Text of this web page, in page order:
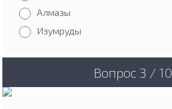
Алмазы
Изумруды
Вопрос 3 / 10